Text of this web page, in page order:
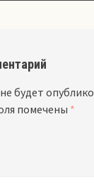
будет
помечены *